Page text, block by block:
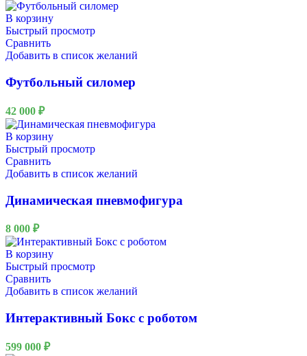
В корзину
Быстрый просмотр
Сравнить
Добавить в список желаний
Футбольный силомер
42 000 ₽
В корзину
Быстрый просмотр
Сравнить
Добавить в список желаний
Динамическая пневмофигура
8 000 ₽
В корзину
Быстрый просмотр
Сравнить
Добавить в список желаний
Интерактивный Бокс с роботом
599 000 ₽